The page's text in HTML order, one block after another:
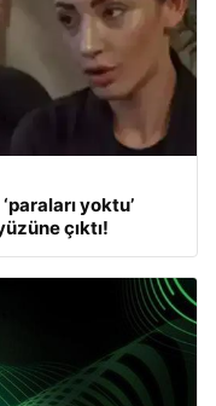
yoktu’
çıktı!